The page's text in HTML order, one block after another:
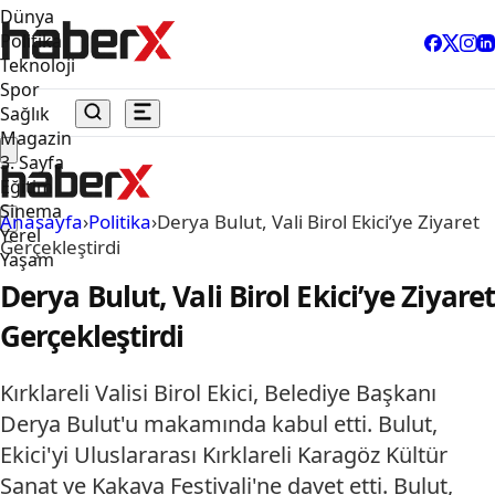
Dünya
Politika
Teknoloji
Spor
Sağlık
Magazin
3. Sayfa
Eğitim
Sinema
Yerel
Yaşam
Anasayfa›Politika›Derya Bulut, Vali Birol Ekici’ye Ziyaret
Gerçekleştirdi
Derya Bulut, Vali Birol Ekici’ye Ziyaret
Gerçekleştirdi
Kırklareli Valisi Birol Ekici, Belediye Başkanı
Derya Bulut'u makamında kabul etti. Bulut,
Ekici'yi Uluslararası Kırklareli Karagöz Kültür
Sanat ve Kakava Festivali'ne davet etti. Bulut,